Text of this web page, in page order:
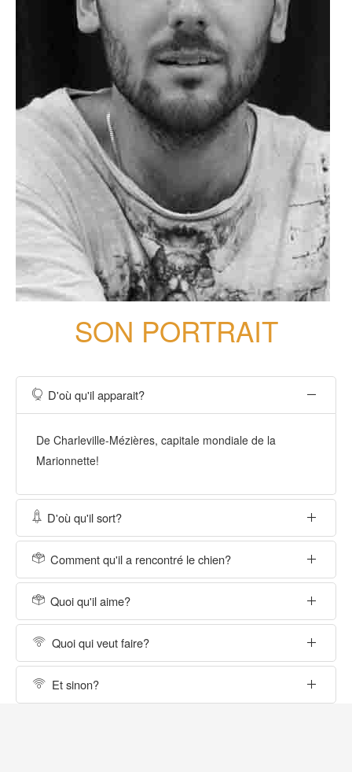
SON PORTRAIT
D'où qu'il apparait?
De Charleville-Mézières, capitale mondiale de la
Marionnette!
D'où qu'il sort?
Comment qu'il a rencontré le chien?
Quoi qu'il aime?
Quoi qui veut faire?
Et sinon?